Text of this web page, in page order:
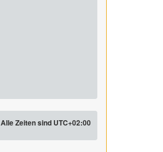
Alle Zeiten sind UTC+02:00